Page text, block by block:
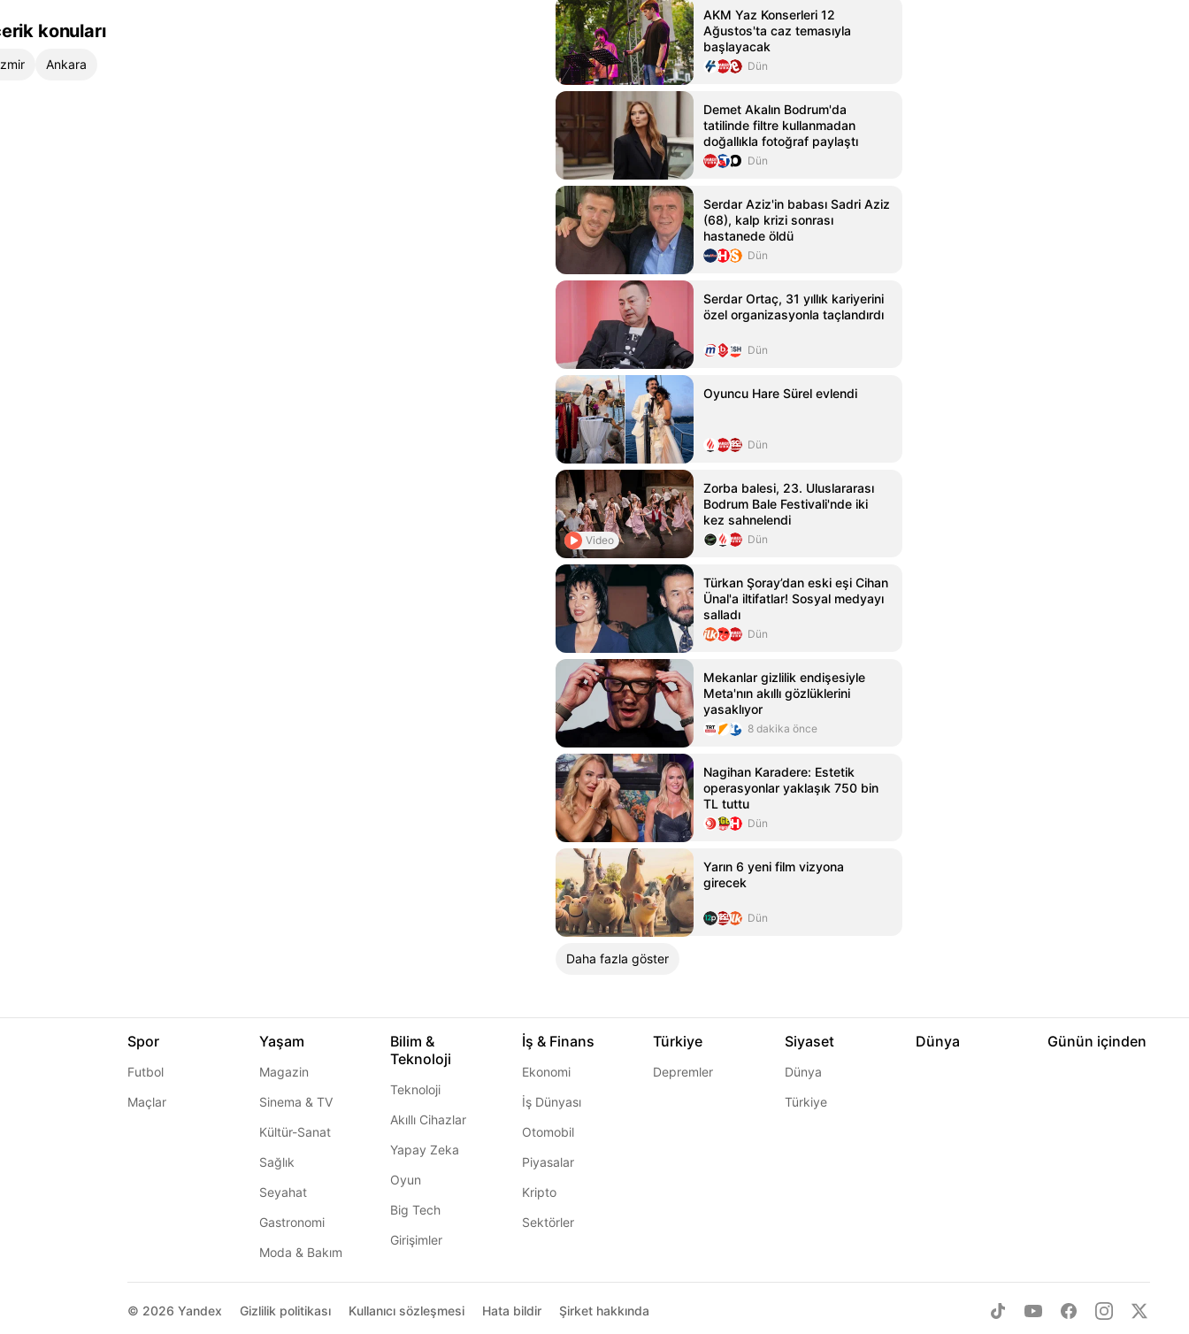
konuları
Ankara
AKM Yaz Konserleri 12
Ağustos'ta caz temasıyla
başlayacak
Dün
Demet Akalın Bodrum'da
tatilinde filtre kullanmadan
doğallıkla fotoğraf paylaştı
Dün
Serdar Aziz'in babası Sadri Aziz
(68), kalp krizi sonrası
hastanede öldü
Dün
Serdar Ortaç, 31 yıllık kariyerini
özel organizasyonla taçlandırdı
Dün
Oyuncu Hare Sürel evlendi
Dün
Video
Zorba balesi, 23. Uluslararası
Bodrum Bale Festivali'nde iki
kez sahnelendi
Dün
Türkan Şoray’dan eski eşi Cihan
Ünal'a iltifatlar! Sosyal medyayı
salladı
Dün
Mekanlar gizlilik endişesiyle
Meta'nın akıllı gözlüklerini
yasaklıyor
8 dakika önce
Nagihan Karadere: Estetik
operasyonlar yaklaşık 750 bin
TL tuttu
Dün
Yarın 6 yeni film vizyona
girecek
Dün
Daha fazla göster
Spor
Futbol
Maçlar
Yaşam
Magazin
Sinema & TV
Kültür-Sanat
Sağlık
Seyahat
Gastronomi
Moda & Bakım
Bilim &
Teknoloji
Teknoloji
Akıllı Cihazlar
Yapay Zeka
Oyun
Big Tech
Girişimler
İş & Finans
Ekonomi
İş Dünyası
Otomobil
Piyasalar
Kripto
Sektörler
Türkiye
Depremler
Siyaset
Dünya
Türkiye
Dünya Günün içinden
© 2026 Yandex Gizlilik politikası Kullanıcı sözleşmesi Hata bildir Şirket hakkında